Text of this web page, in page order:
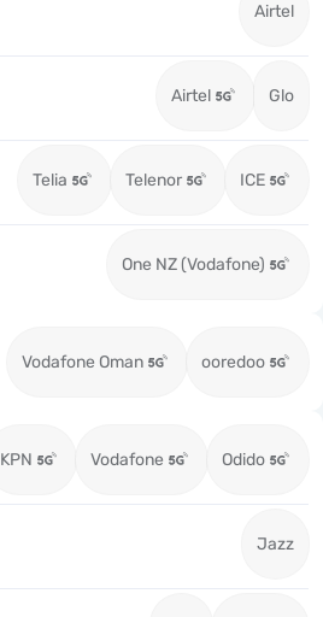
Airtel
Airtel Glo
Telia Telenor ICE
One NZ (Vodafone)
Vodafone Oman ooredoo
KPN Vodafone Odido
Jazz